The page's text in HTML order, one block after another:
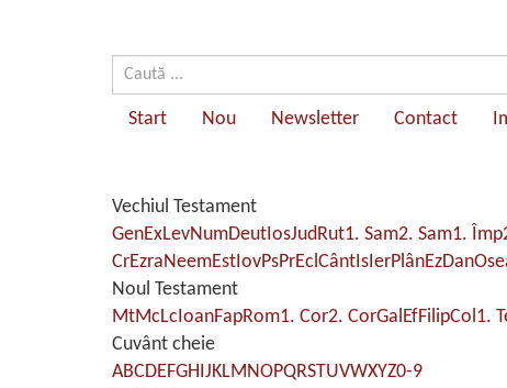
Start Nou Newsletter Contact
Vechiul Testament
GenExLevNumDeutIosJudRut1. Sam2. Sam1. Împ
CrEzraNeemEstIovPsPrEclCântIsIerPlânEzDan
Noul Testament
MtMcLcIoanFapRom1. Cor2. CorGalEfFilipCol1.
Cuvânt cheie
ABCDEFGHIJKLMNOPQRSTUVWXYZ0-9